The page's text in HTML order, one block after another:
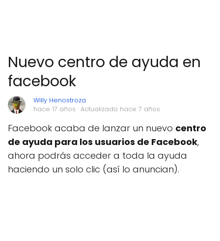
Nuevo centro de ayuda en
facebook
Willy Henostroza
hace 17 años · Actualizado hace 7 años
Facebook acaba de lanzar un nuevo centro
de ayuda para los usuarios de Facebook,
ahora podrás acceder a toda la ayuda
haciendo un solo clic (así lo anuncian).